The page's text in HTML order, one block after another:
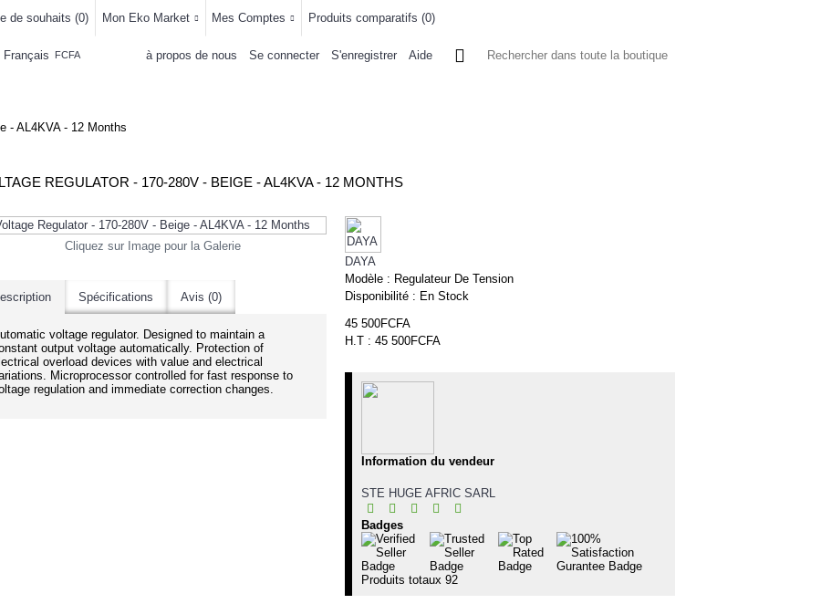
de souhaits (0) Mon Eko Market Mes Comptes Produits comparatifs (0)
Français FCFA à propos de nous Se connecter S'enregistrer Aide
- AL4KVA - 12 Months
15 000FCFA
Ajout au comparatif Ajout aux souhaits Ajout au comparatif
REGULATOR - 170-280V - BEIGE - AL4KVA - 12 MONTHS
Cliquez sur Image pour la Galerie
Spécifications Avis (0)
voltage regulator. Designed to maintain a
output voltage automatically. Protection of
overload devices with value and electrical
Microprocessor controlled for fast response to
regulation and immediate correction changes.
DAYA
Modèle : Regulateur De Tension
Disponibilité : En Stock
45 500FCFA
H.T : 45 500FCFA
Information du vendeur
STE HUGE AFRIC SARL
Badges
Produits totaux 92